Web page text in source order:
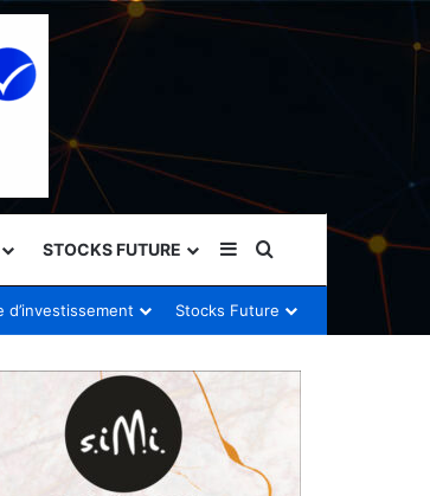
STOCKS FUTURE Sidebar (barre
Rechercher
d’investissement Stocks Future